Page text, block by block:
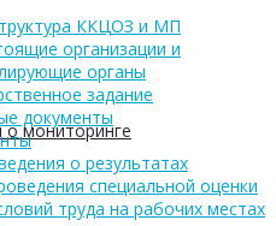
мониторинге
ККЦОЗ и МП
организации и
органы
задание
документы
о результатах
специальной оценки
труда на рабочих местах